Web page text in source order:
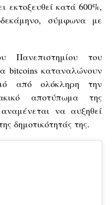
εκτοξευθεί κατά 600%,
σύμφωνα με
Πανεπιστημίου του
bitcoins καταναλώνουν
από ολόκληρη την
αποτύπωμα της
να αυξηθεί
δημοτικότητάς της.